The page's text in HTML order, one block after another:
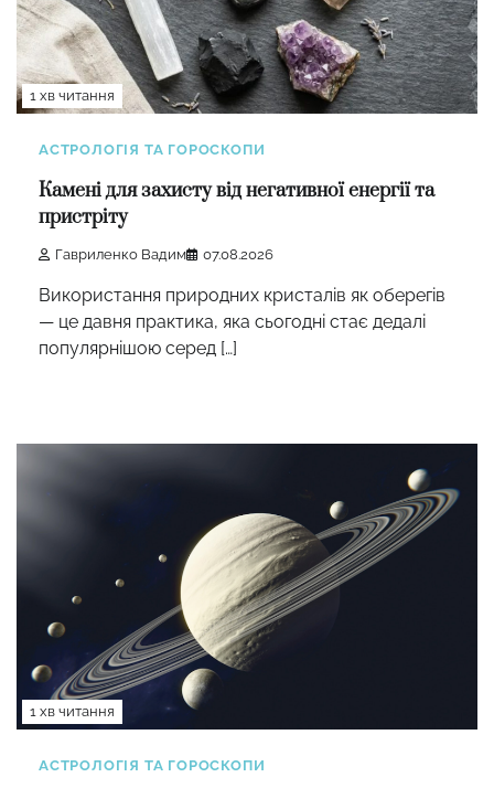
1 хв читання
АСТРОЛОГІЯ ТА ГОРОСКОПИ
Камені для захисту від негативної енергії та
пристріту
Гавриленко Вадим 07.08.2026
Використання природних кристалів як оберегів
— це давня практика, яка сьогодні стає дедалі
популярнішою серед […]
1 хв читання
АСТРОЛОГІЯ ТА ГОРОСКОПИ